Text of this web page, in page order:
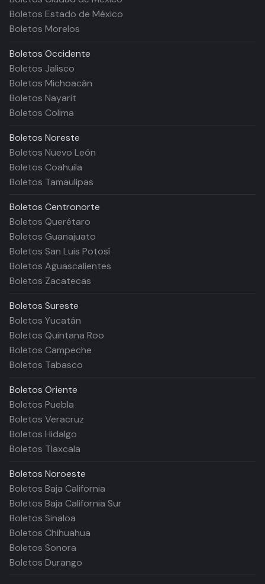
Boletos Estado de México
Boletos Morelos
Boletos Occidente
Boletos Jalisco
Boletos Michoacán
Boletos Nayarit
Boletos Colima
Boletos Noreste
Boletos Nuevo León
Boletos Coahuila
Boletos Tamaulipas
Boletos Centronorte
Boletos Querétaro
Boletos Guanajuato
Boletos San Luis Potosí
Boletos Aguascalientes
Boletos Zacatecas
Boletos Sureste
Boletos Yucatán
Boletos Quintana Roo
Boletos Campeche
Boletos Tabasco
Boletos Oriente
Boletos Puebla
Boletos Veracruz
Boletos Hidalgo
Boletos Tlaxcala
Boletos Noroeste
Boletos Baja California
Boletos Baja California Sur
Boletos Sinaloa
Boletos Chihuahua
Boletos Sonora
Boletos Durango